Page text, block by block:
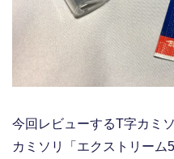
今回レビューするT字カミ
カミソリ「エクストリーム